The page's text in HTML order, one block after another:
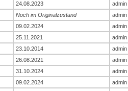
24.08.2023
admin
Noch im Originalzustand
admin
09.02.2024
admin
25.11.2021
admin
23.10.2014
admin
26.08.2021
admin
31.10.2024
admin
09.02.2024
admin